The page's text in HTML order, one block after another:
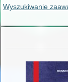
Wyszukiwanie